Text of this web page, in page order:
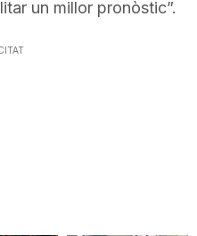
un millor pronòstic”.